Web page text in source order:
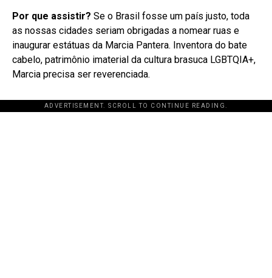
Por que assistir? Se o Brasil fosse um país justo, toda
as nossas cidades seriam obrigadas a nomear ruas e
inaugurar estátuas da Marcia Pantera. Inventora do bate
cabelo, patrimônio imaterial da cultura brasuca LGBTQIA+,
Marcia precisa ser reverenciada.
ADVERTISEMENT. SCROLL TO CONTINUE READING.